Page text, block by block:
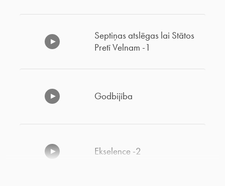
Septiņas atslēgas lai Stātos
Pretī Velnam -1
Godbijība
Ekselence -2